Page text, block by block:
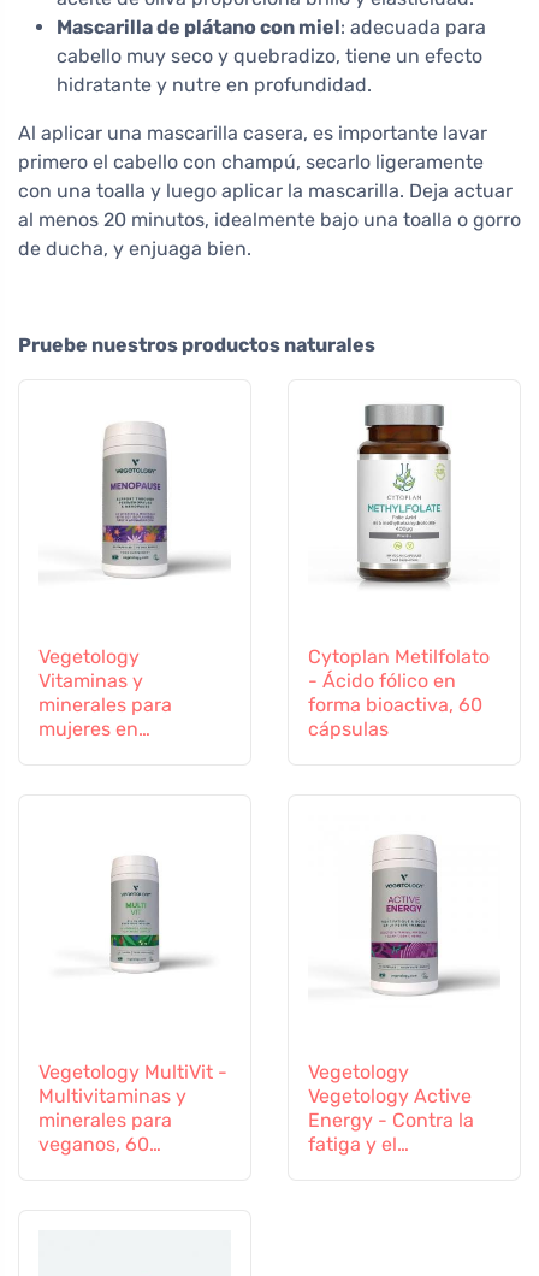
Mascarilla de plátano con miel: adecuada para
cabello muy seco y quebradizo, tiene un efecto
hidratante y nutre en profundidad.
Al aplicar una mascarilla casera, es importante lavar
primero el cabello con champú, secarlo ligeramente
con una toalla y luego aplicar la mascarilla. Deja actuar
al menos 20 minutos, idealmente bajo una toalla o gorro
de ducha, y enjuaga bien.
Pruebe nuestros productos naturales
Vegetology
Vitaminas y
minerales para
mujeres en
Cytoplan Metilfolato
- Ácido fólico en
forma bioactiva, 60
cápsulas
Vegetology MultiVit -
Multivitaminas y
minerales para
veganos, 60
Vegetology
Vegetology Active
Energy - Contra la
fatiga y el